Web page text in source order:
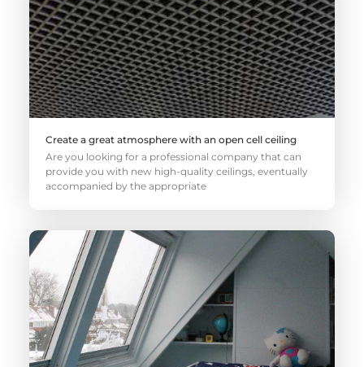
Create a great atmosphere with an open cell ceiling
Are you looking for a professional company that can
provide you with new high-quality ceilings, eventually
accompanied by the appropriate